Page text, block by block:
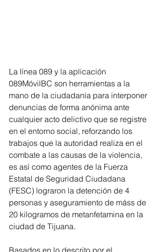
La línea 089 y la aplicación
089MóvilBC son herramientas a la
mano de la ciudadanía para interponer
denuncias de forma anónima ante
cualquier acto delictivo que se registre
en el entorno social, reforzando los
trabajos que la autoridad realiza en el
combate a las causas de la violencia,
es así como agentes de la Fuerza
Estatal de Seguridad Ciudadana
(FESC) lograron la detención de 4
personas y aseguramiento de máss de
20 kilogramos de metanfetamina en la
ciudad de Tijuana.
Basados en lo descrito por el